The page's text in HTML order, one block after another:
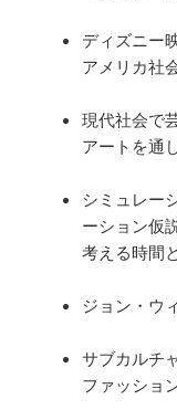
ディズニー
アメリカ社
現代社会で
アートを通
シミュレー
ーション仮
考える時間
ジョン・ウ
サブカルチ
ファッショ